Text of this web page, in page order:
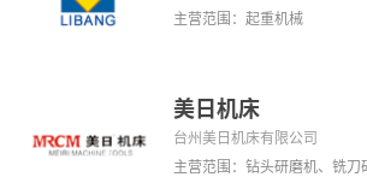
主营范围：起重机械
美日机床
台州美日机床有限公司
主营范围：钻头研磨机、铣